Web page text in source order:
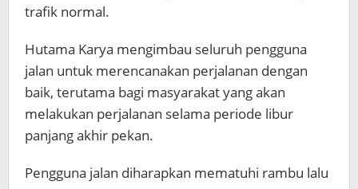
trafik normal.
Hutama Karya mengimbau seluruh pengguna
jalan untuk merencanakan perjalanan dengan
baik, terutama bagi masyarakat yang akan
melakukan perjalanan selama periode libur
panjang akhir pekan.
Pengguna jalan diharapkan mematuhi rambu lalu